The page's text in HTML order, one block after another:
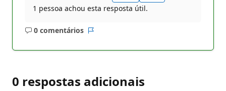
1 pessoa achou esta resposta útil.
0 comentários
Sem
0 respostas adicionais